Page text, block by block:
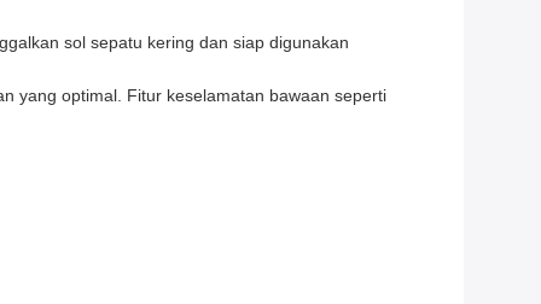
sol sepatu kering dan siap digunakan
yang optimal. Fitur keselamatan bawaan seperti